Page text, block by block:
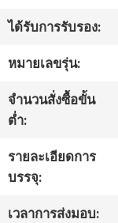
เรา
ทัวร์
โรงงาน
ควบคุม
คุณภาพ
ได้รับการรับรอง:
หมายเลขรุ่น:
จำนวนสั่งซื้อขั้น
ต่ำ:
รายละเอียดการ
บรรจุ:
เวลาการส่งมอบ: